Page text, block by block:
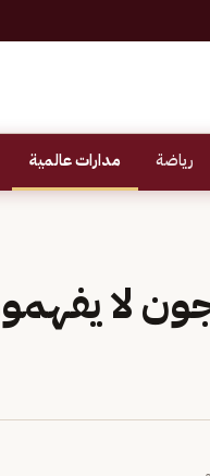
رياضة مدارات عالمية
لا